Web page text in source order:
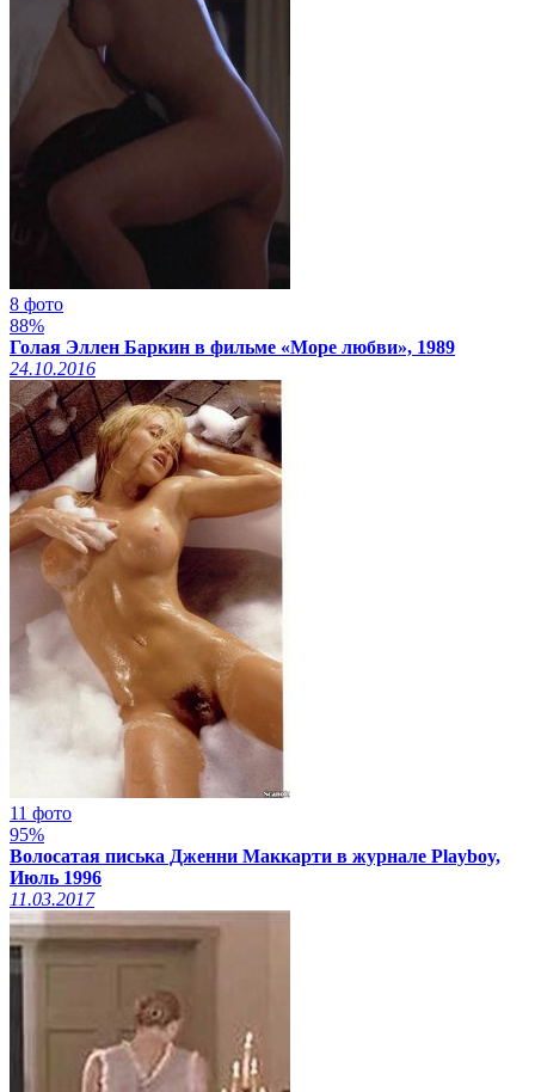
8 фото
88%
Голая Эллен Баркин в фильме «Море любви», 1989
24.10.2016
11 фото
95%
Волосатая писька Дженни Маккарти в журнале Playboy,
Июль 1996
11.03.2017